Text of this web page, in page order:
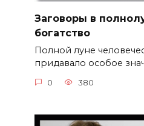
Заговоры в
богатство
Полной луне
придавало особое
0 380